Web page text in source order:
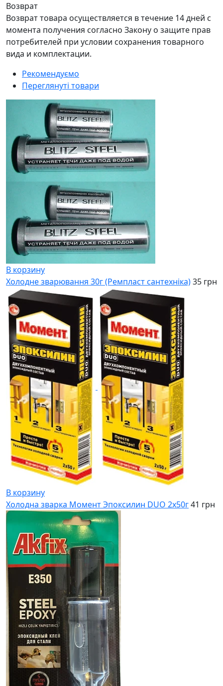
Возврат
Возврат товара осуществляется в течение 14 дней с
момента получения согласно Закону о защите прав
потребителей при условии сохранения товарного
вида и комплектации.
Рекомендуємо
Переглянуті товари
В корзину
Холодне зварювання 30г (Ремпласт сантехніка)35 грн
В корзину
Холодна зварка Момент Эпоксилин DUO 2х50г41 грн